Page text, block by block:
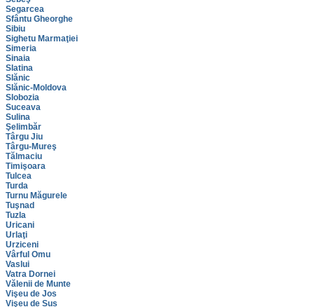
Segarcea
Sfântu Gheorghe
Sibiu
Sighetu Marmaţiei
Simeria
Sinaia
Slatina
Slănic
Slănic-Moldova
Slobozia
Suceava
Sulina
Şelimbăr
Târgu Jiu
Târgu-Mureş
Tălmaciu
Timişoara
Tulcea
Turda
Turnu Măgurele
Tuşnad
Tuzla
Uricani
Urlaţi
Urziceni
Vârful Omu
Vaslui
Vatra Dornei
Vălenii de Munte
Vişeu de Jos
Vişeu de Sus